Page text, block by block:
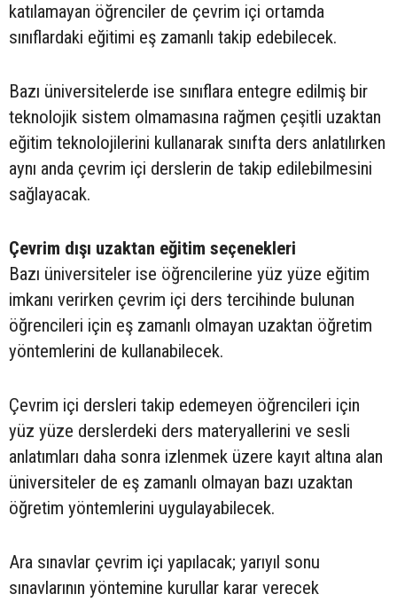
katılamayan öğrenciler de çevrim içi ortamda
sınıflardaki eğitimi eş zamanlı takip edebilecek.
Bazı üniversitelerde ise sınıflara entegre edilmiş bir
teknolojik sistem olmamasına rağmen çeşitli uzaktan
eğitim teknolojilerini kullanarak sınıfta ders anlatılırken
aynı anda çevrim içi derslerin de takip edilebilmesini
sağlayacak.
Çevrim dışı uzaktan eğitim seçenekleri
Bazı üniversiteler ise öğrencilerine yüz yüze eğitim
imkanı verirken çevrim içi ders tercihinde bulunan
öğrencileri için eş zamanlı olmayan uzaktan öğretim
yöntemlerini de kullanabilecek.
Çevrim içi dersleri takip edemeyen öğrencileri için
yüz yüze derslerdeki ders materyallerini ve sesli
anlatımları daha sonra izlenmek üzere kayıt altına alan
üniversiteler de eş zamanlı olmayan bazı uzaktan
öğretim yöntemlerini uygulayabilecek.
Ara sınavlar çevrim içi yapılacak; yarıyıl sonu
sınavlarının yöntemine kurullar karar verecek